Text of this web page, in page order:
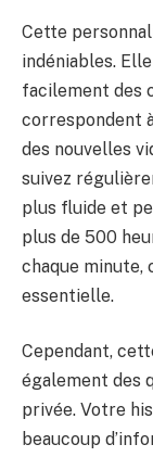
Cette
indéniables.
facilement des
correspondent
des nouvelles
suivez
plus fluide et
plus de 500
chaque
essentielle.
Cependant,
également des
privée. Votre
beaucoup